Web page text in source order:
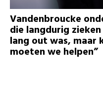
Vandenbroucke
die langdurig
lang out was, maar
moeten we helpen”